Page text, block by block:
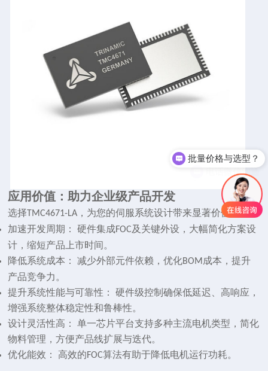
应用价值：助力企业级产品开发
选择 TMC4671-LA ，为您的伺服系统设计带来显著价值：
加速开发周期： 硬件集成FOC及关键外设，大幅简化方案设
计，缩短产品上市时间。
降低系统成本： 减少外部元件依赖，优化BOM 成本，提升
产品竞争力。
提升系统性能与可靠性： 硬件级控制确保低延迟、高响应，
增强系统整体稳定性和鲁棒性。
设计灵活性高： 单一芯片平台支持多种主流电机类型，简化
物料管理，方便产品线扩展与迭代。
优化能效： 高效的FOC算法有助于降低电机运行功耗。
批量价格与选型？
电话微信沟通